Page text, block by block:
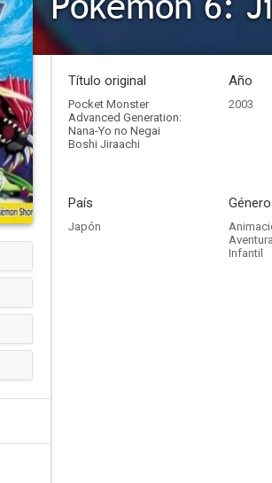
Título original
Pocket Monster
Advanced Generation:
Nana-Yo no Negai
Boshi Jiraachi
Año
2003
País
Japón
Infantil